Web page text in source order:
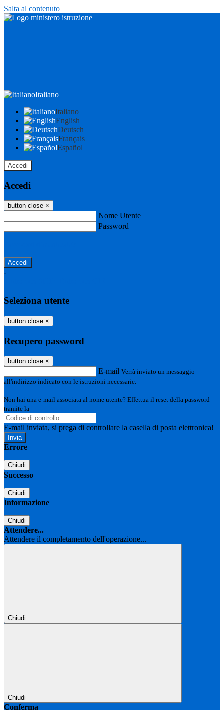
Salta al contenuto
Italiano
Italiano
English
Deutsch
Français
Español
Accedi
Accedi
button close ×
Nome Utente
Password
-
Seleziona utente
button close ×
Recupero password
button close ×
E-mail Verrà inviato un messaggio
all'indirizzo indicato con le istruzioni necessarie.
Non hai una e-mail associata al nome utente? Effettua il reset della password
tramite la
E-mail inviata, si prega di controllare la casella di posta elettronica!
Errore
Chiudi
Successo
Chiudi
Informazione
Chiudi
Attendere...
Attendere il completamento dell'operazione...
Chiudi
Chiudi
Conferma